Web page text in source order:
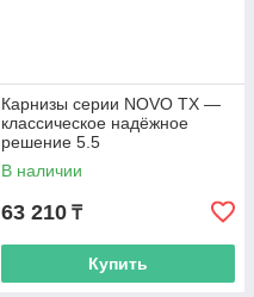
Карнизы серии NOVO TX —
классическое надёжное
решение 5.5
В наличии
63 210 ₸
Купить